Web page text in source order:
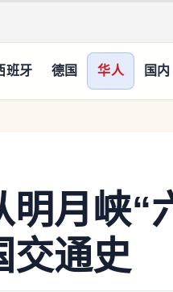
班牙 德国 华人 国内
明月峡“
交通史